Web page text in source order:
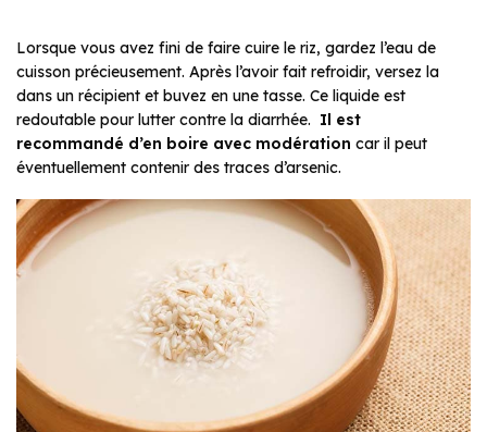
Lorsque vous avez fini de faire cuire le riz, gardez l’eau de
cuisson précieusement. Après l’avoir fait refroidir, versez la
dans un récipient et buvez en une tasse. Ce liquide est
redoutable pour lutter contre la diarrhée. Il est
recommandé d’en boire avec modération car il peut
éventuellement contenir des traces d’arsenic.